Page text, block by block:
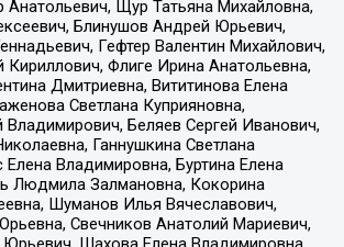
Щур Татьяна Михайловна,
Блинушов Андрей Юрьевич,
Гефтер Валентин Михайлович,
Флиге Ирина Анатольевна,
Дмитриевна, Вититинова Елена
Светлана Куприяновна,
Беляев Сергей Иванович,
Ганнушкина Светлана
Елена Владимировна, Буртина Елена
Людмила Залмановна, Кокорина
Шуманов Илья Вячеславович,
Свечников Анатолий Мариевич,